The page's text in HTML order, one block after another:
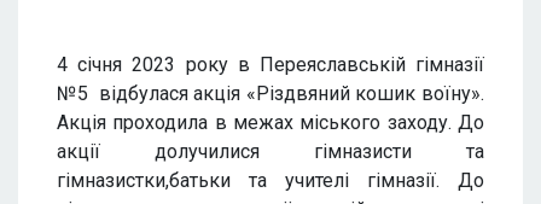
4 січня 2023 року в Переяславській гімназії
№5 відбулася акція «Різдвяний кошик воїну».
Акція проходила в межах міського заходу. До
акції долучилися гімназисти та
гімназистки,батьки та учителі гімназії. До